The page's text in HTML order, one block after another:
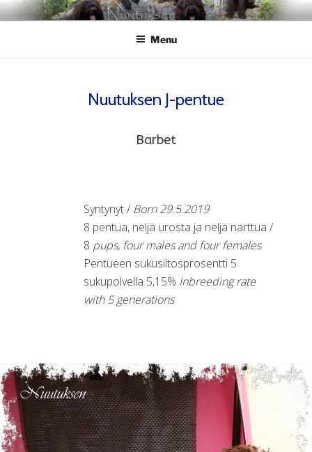
Skip
to
NUUTUKSEN
Nuutuksen kennel
Menu
Nuutuksen J-pentue
Barbet
Syntynyt / Born 29.5.2019
8 pentua, neljä urosta ja neljä narttua /
8 pups, four males and four females
Pentueen sukusiitosprosentti 5
sukupolvella 5,15% Inbreeding rate
with 5 generations